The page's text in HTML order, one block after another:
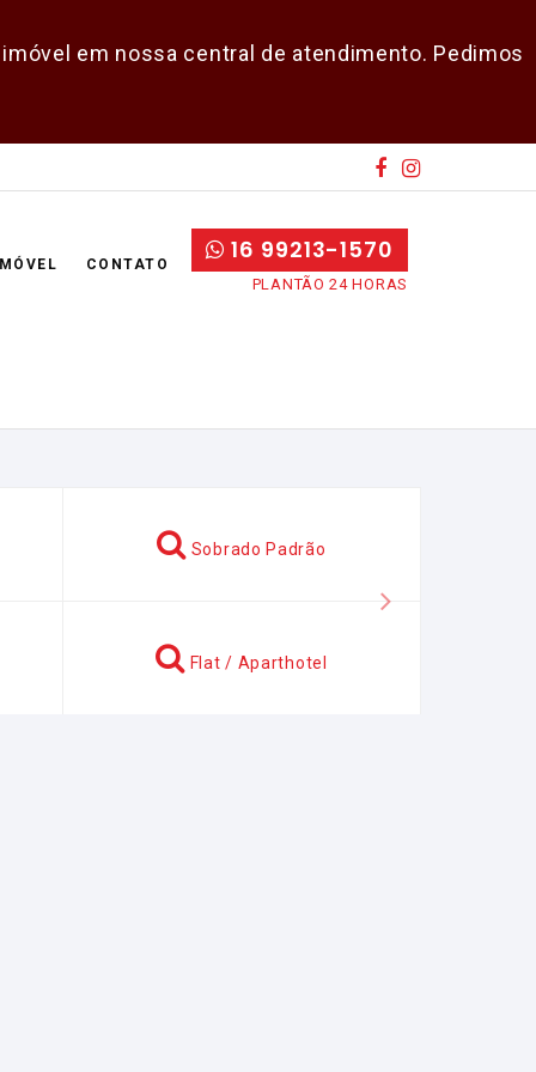
em nossa central de atendimento. Pedimos
CONTATO 16 99213-1570
PLANTÃO 24 HORAS
Sobrado Padrão
Flat / Aparthotel
Próximo